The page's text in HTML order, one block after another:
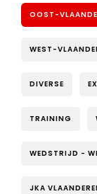
OOST-
WEST-
DIVERSE
TRAINING
WEDSTRIJD -
JKA